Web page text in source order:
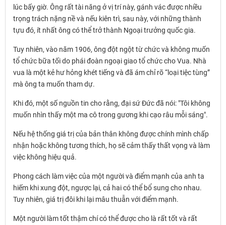
lúc bấy giờ. Ông rất tài năng ở vị trí này, gánh vác được nhiều
trọng trách nặng nề và nếu kiên trì, sau này, với những thành
tựu đó, ít nhất ông có thể trở thành Ngoại trưởng quốc gia.
Tuy nhiên, vào năm 1906, ông đột ngột từ chức và không muốn
tổ chức bữa tối do phái đoàn ngoại giao tổ chức cho Vua. Nhà
vua là một kẻ hư hỏng khét tiếng và đã ám chỉ rõ “loại tiệc tùng”
mà ông ta muốn tham dự.
Khi đó, một số nguồn tin cho rằng, đại sứ Đức đã nói: "Tôi không
muốn nhìn thấy một ma cô trong gương khi cạo râu mỗi sáng".
Nếu hệ thống giá trị của bản thân không được chính mình chấp
nhận hoặc không tương thích, họ sẽ cảm thấy thất vọng và làm
việc không hiệu quả.
Phong cách làm việc của một người và điểm mạnh của anh ta
hiếm khi xung đột, ngược lại, cả hai có thể bổ sung cho nhau.
Tuy nhiên, giá trị đôi khi lại mâu thuẫn với điểm mạnh.
Một người làm tốt thậm chí có thể được cho là rất tốt và rất